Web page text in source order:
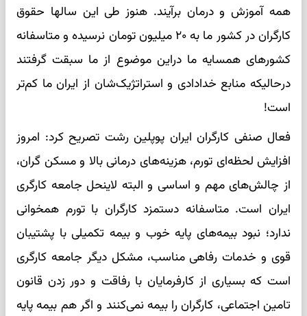
همه آموزش و درمان برآیند. هنوز طی این سالها حقوق
کارگران در کشور ما به ۲۰ میلیون تومان نرسیده و متاسفانه
کشورهای همسایه ما دراین موضوع از ما سبقت گرفتند
درحالیکه منابع خدادادی و استراتژیک‌شان از ایران ما کم‌تر
است!
فعال صنفی کارگران ایران پوپلین رشت تصریح کرد: امروز
افزایش لحظه‌ای تورم، هزینه‌های درمانی بالا و مسکن گران،
از چالش‌های مهم و اساسی و البته لاینحل جامعه کارگری
ایران است. متاسفانه دستمزد کارگران با تورم همخوانی
ندارد؛ نبود بیمه‌های پایه خوب و بیمه تکمیلی با پشتیبان
قوی و خدمات رفاهی مناسب، مشکل دیگر جامعه کارگری
است که بسیاری از کارفرمایان با رفاقت و دور زدن قانون
تامین اجتماعی، کارگران را بیمه نمی‌کنند و اگر هم بیمه پایه